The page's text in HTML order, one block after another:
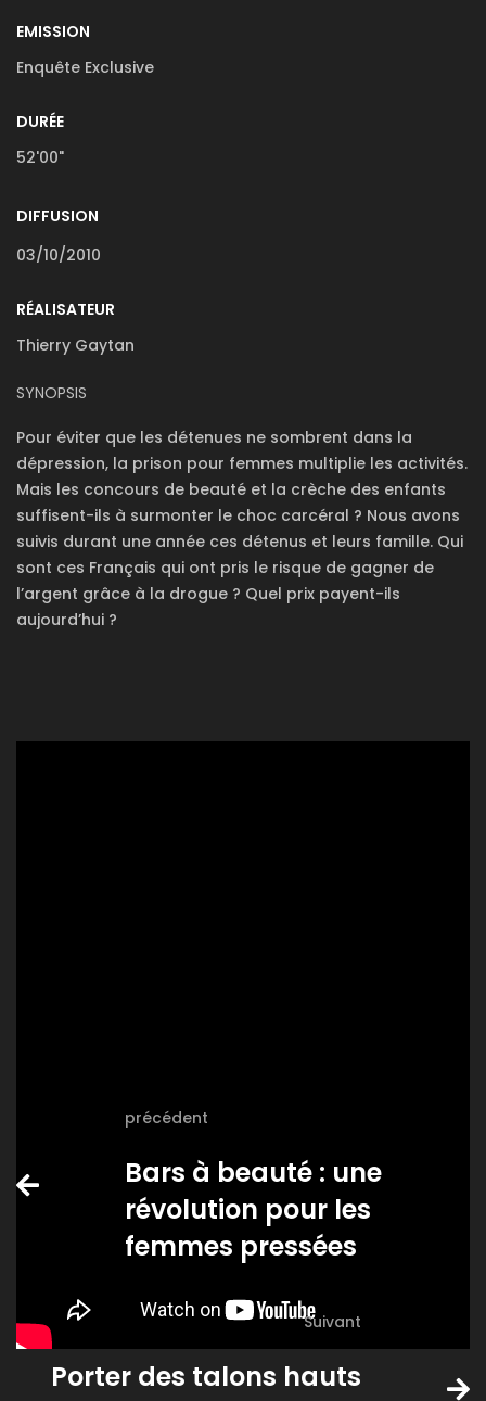
EMISSION
Enquête Exclusive
DURÉE
52'00"
DIFFUSION
03/10/2010
RÉALISATEUR
Thierry Gaytan
SYNOPSIS
Pour éviter que les détenues ne sombrent dans la
dépression, la prison pour femmes multiplie les activités.
Mais les concours de beauté et la crèche des enfants
suffisent-ils à surmonter le choc carcéral ? Nous avons
suivis durant une année ces détenus et leurs famille. Qui
sont ces Français qui ont pris le risque de gagner de
l’argent grâce à la drogue ? Quel prix payent-ils
aujourd’hui ?
précédent
Bars à beauté : une
révolution pour les
femmes pressées
Suivant
Porter des talons hauts